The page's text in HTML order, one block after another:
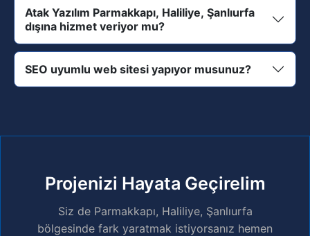
Atak Yazılım Parmakkapı, Haliliye, Şanlıurfa
dışına hizmet veriyor mu?
SEO uyumlu web sitesi yapıyor musunuz?
Projenizi Hayata Geçirelim
Siz de Parmakkapı, Haliliye, Şanlıurfa
bölgesinde fark yaratmak istiyorsanız hemen